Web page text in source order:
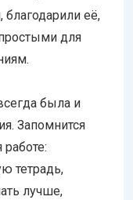
благодарили её,
для
была и
Запомнится
тетрадь,
лучше,